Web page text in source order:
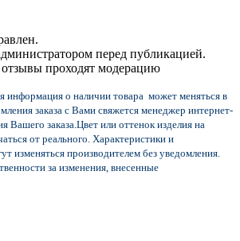
перед публикацией.
проходят модерацию
о наличии товара может меняться в
заказа с Вами свяжется менеджер интернет-
Вашего заказа. Цвет или оттенок изделия на
от реального. Характеристики и
изменяться производителем без уведомления.
за изменения, внесенные